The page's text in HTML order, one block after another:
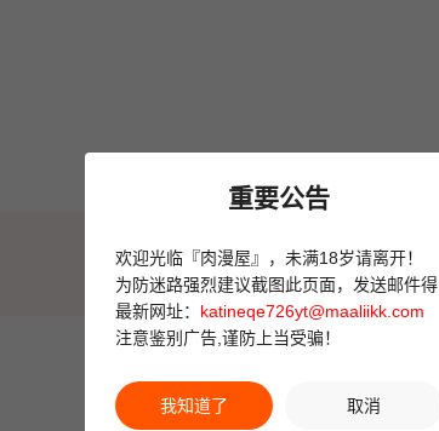
点击重新加载
重要公告
欢迎光临『肉漫屋』，未满18岁请离开！
为防迷路强烈建议截图此页面，发送邮件得
最新网址： katineqe726yt@maaliikk.com
注意鉴别广告,谨防上当受骗！
我知道了 取消